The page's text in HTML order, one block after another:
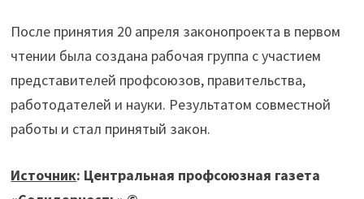
После принятия 20 апреля законопроекта в первом
чтении была создана рабочая группа с участием
представителей профсоюзов, правительства,
работодателей и науки. Результатом совместной
работы и стал принятый закон.
Источник: Центральная профсоюзная газета